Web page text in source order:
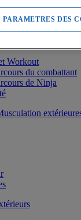
Workout
du combattant
de Ninja
PARAMETRES DES